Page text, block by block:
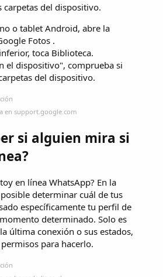
carpetas del dispositivo.
o tablet Android, abre la
Fotos .
toca Biblioteca.
el dispositivo", comprueba si
del dispositivo.
en support.google.com
si alguien mira si
en línea WhatsApp? En la
determinar cuál de tus
específicamente tu perfil de
determinado. Solo es
última conexión o sus estados,
para hacerlo.